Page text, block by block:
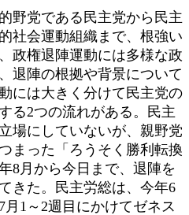
野党である民主党から民主
社会運動組織まで、根強い
政権退陣運動には多様な政
退陣の根拠や背景について
には大きく分けて民主党の
る2つの流れがある。民主
場にしていないが、親野党
まった「ろうそく勝利転換
8月から今日まで、退陣を
きた。民主労総は、今年6
1～2週目にかけてゼネス